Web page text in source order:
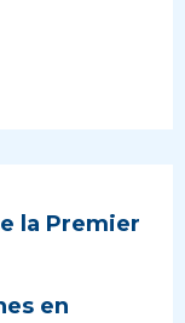
la Premier
en